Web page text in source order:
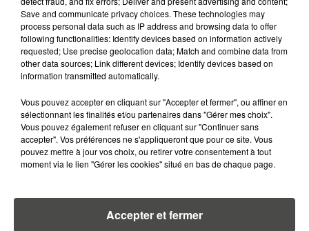
6 août 2026
CANICULE : POURQUOI LES
BOUTEILLES D'EAU
DISPARAISSENT DES RAYONS...
MANGER SAINEMENT COÛTE 25 %
PLUS CHER QU'IL Y A CINQ ANS,
ALERTE L’ONU
5 août 2026
QUELLES SONT LES MARQUES QUI
Save and communicate privacy choices. These technologies may
process personal data such as IP address and browsing data to offer
following functionalities: Identify devices based on information actively
requested; Use precise geolocation data; Match and combine data from
other data sources; Link different devices; Identify devices based on
information transmitted automatically.
Vous pouvez accepter en cliquant sur "Accepter et fermer", ou affiner en
sélectionnant les finalités et/ou partenaires dans "Gérer mes choix".
Vous pouvez également refuser en cliquant sur "Continuer sans
accepter". Vos préférences ne s'appliqueront que pour ce site. Vous
pouvez mettre à jour vos choix, ou retirer votre consentement à tout
moment via le lien "Gérer les cookies" situé en bas de chaque page.
Accepter et fermer